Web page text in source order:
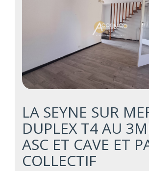
LA SEYNE SUR
DUPLEX T4 AU
ASC ET CAVE ET
COLLECTIF